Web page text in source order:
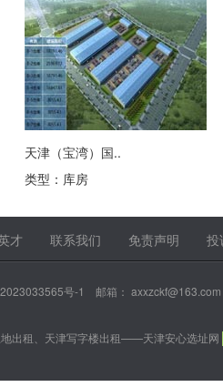
天津（宝湾）国..
类型：库房
13315035527
才 联系我们 免责声明 投
号-1 邮箱： axxzckf@163.com
出租、天津写字楼出租——天津安心选址网